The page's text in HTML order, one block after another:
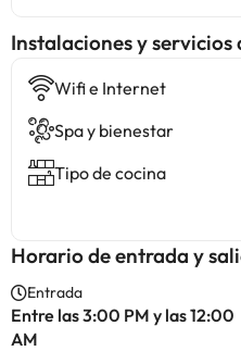
Instalaciones y servicios
Wifi e Internet
Spa y bienestar
Tipo de cocina
Horario de entrada y
Entrada
Entre las 3:00 PM y las 12:00
AM